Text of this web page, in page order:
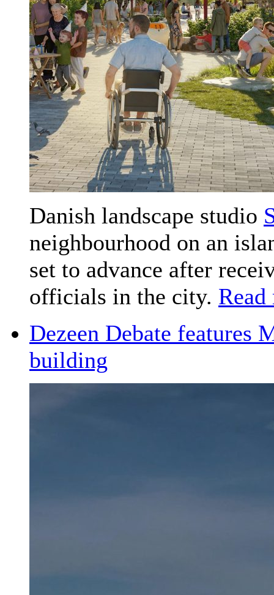
Danish landscape studio
neighbourhood on an
set to advance after
officials in the city. Read
Dezeen Debate features
building